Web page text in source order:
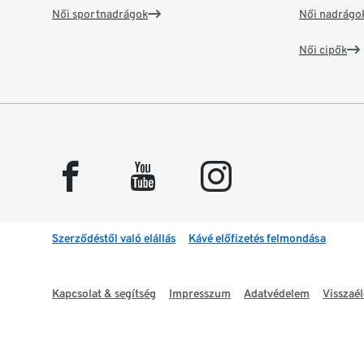
Női sportnadrágok Női
Női cipők
facebook youtube instagram
Szerződéstől való elállás Kávé előfizetés felmondása
Kapcsolat & segítség Impresszum Adatvédelem